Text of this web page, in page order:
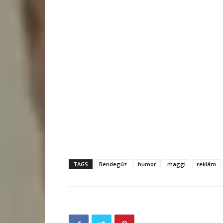
TAGS Bendegúz humor maggi reklám